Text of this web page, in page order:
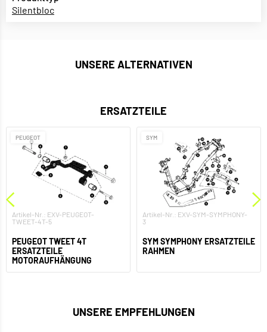
Silentbloc
UNSERE ALTERNATIVEN
ERSATZTEILE
PEUGEOT
Artikel-Nr.: EXV-PEUGEOT-
TWEET-4T-5
PEUGEOT TWEET 4T
ERSATZTEILE
MOTORAUFHÄNGUNG
SYM
Artikel-Nr.: EXV-SYM-SYMPHONY-
3
SYM SYMPHONY ERSATZTEILE
RAHMEN
UNSERE EMPFEHLUNGEN